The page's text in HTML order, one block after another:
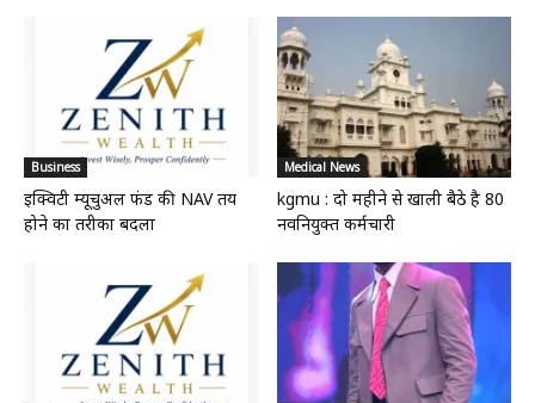
Business
इक्विटी म्यूचुअल फंड की NAV तय
होने का तरीका बदला
Medical News
kgmu : दो महीने से खाली बैठे है 80
नवनियुक्त कर्मचारी